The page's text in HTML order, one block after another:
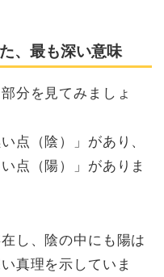
、最も深い意味
分を見てみましょ
点（陰）」があり、
点（陽）」がありま
し、陰の中にも陽は
真理を示していま